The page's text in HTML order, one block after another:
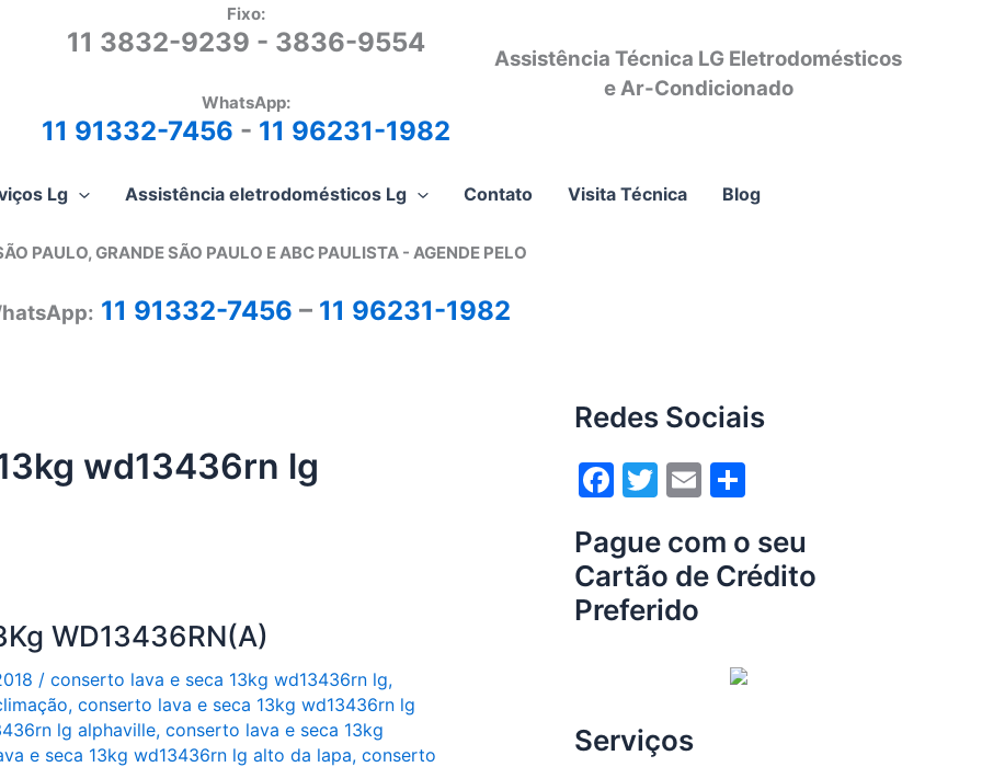
Fixo:
11 3832-9239 - 3836-9554
WhatsApp:
11 91332-7456 - 11 96231-1982
Assistência Técnica LG Eletrodomésticos
e Ar-Condicionado
Lg Assistência eletrodomésticos Lg Contato Visita Técnica Blog
PAULO, GRANDE SÃO PAULO E ABC PAULISTA - AGENDE PELO
11 91332-7456 – 11 96231-1982
wd13436rn lg
WD13436RN(A)
/ conserto lava e seca 13kg wd13436rn lg,
, conserto lava e seca 13kg wd13436rn lg
lg alphaville, conserto lava e seca 13kg
e seca 13kg wd13436rn lg alto da lapa, conserto
Redes Sociais
F
c
e
b
k
T
itt
er
E
ai
l
ar
e
Pague com o seu
Cartão de Crédito
Preferido
Serviços